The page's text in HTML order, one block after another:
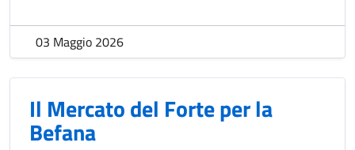
03 Maggio 2026
Il Mercato del Forte per la
Befana